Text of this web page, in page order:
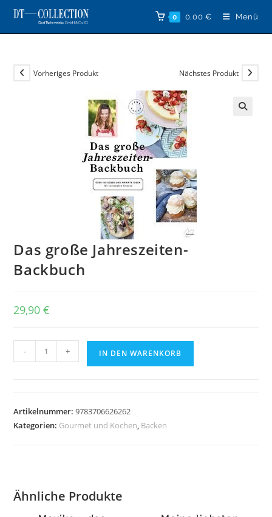
Zum
Inhalt
springen
0 0,00 € Menü
Vorheriges Produkt Nächstes Produkt
Das große Jahreszeiten-
Backbuch
29,90€
große
Menge
- + IN DEN WARENKORB
Artikelnummer:9783706626262
Kategorien: Gourmet und Kochen, Backen
Ähnliche Produkte